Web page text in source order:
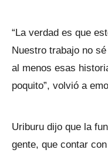
“La verdad es que
Nuestro trabajo no
al menos esas
poquito”, volvió a
Uriburu dijo que la
gente, que contar